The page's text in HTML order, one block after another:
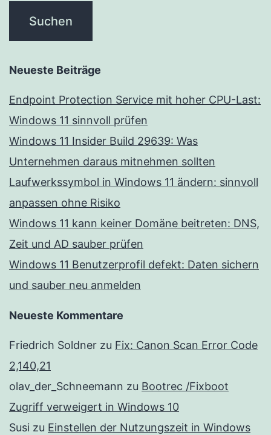
Neueste Beiträge
Endpoint Protection Service mit hoher CPU-Last:
Windows 11 sinnvoll prüfen
Windows 11 Insider Build 29639: Was
Unternehmen daraus mitnehmen sollten
Laufwerkssymbol in Windows 11 ändern: sinnvoll
anpassen ohne Risiko
Windows 11 kann keiner Domäne beitreten: DNS,
Zeit und AD sauber prüfen
Windows 11 Benutzerprofil defekt: Daten sichern
und sauber neu anmelden
Neueste Kommentare
Friedrich Soldner zu Fix: Canon Scan Error Code
2,140,21
olav_der_Schneemann zu Bootrec /Fixboot
Zugriff verweigert in Windows 10
Susi zu Einstellen der Nutzungszeit in Windows